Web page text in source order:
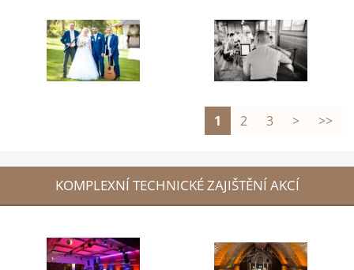
1 2 3 > >>
KOMPLEXNÍ TECHNICKÉ ZAJIŠTĚNÍ AKCÍ